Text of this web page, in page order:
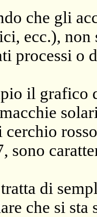
che gli
ecc.),
processi o
il grafico
sono
di
che si